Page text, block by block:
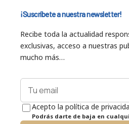
¡Suscríbete a nuestra newsletter!
Recibe toda la actualidad
exclusivas, acceso a nuestras
mucho más…
Acepto la política de
Podrás darte de baja en